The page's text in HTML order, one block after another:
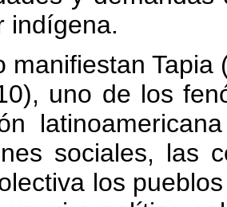
indígena.
manifiestan
uno de los
sociales, las
los